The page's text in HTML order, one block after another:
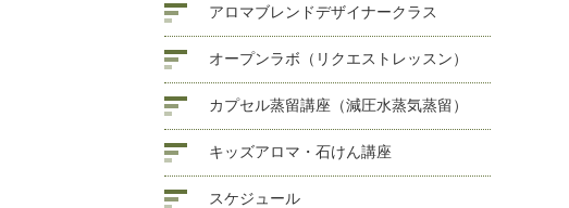
アロマブレンドデザイナークラス
オープンラボ（リクエストレッスン）
カプセル蒸留講座（減圧水蒸気蒸留）
キッズアロマ・石けん講座
スケジュール